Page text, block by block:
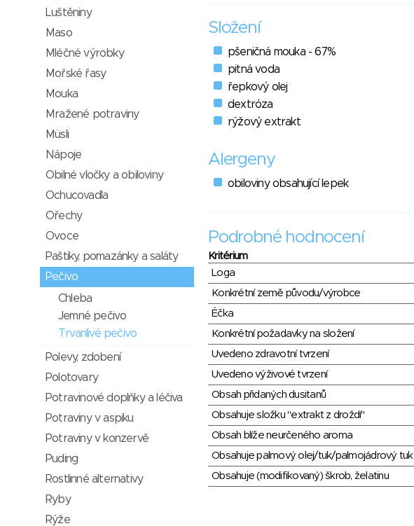
Složení
pšeničná mouka - 67%
pitná voda
řepkový olej
dextróza
rýžový extrakt
Alergeny
obiloviny obsahující lepek
Podrobné hodnocení
Kritérium
Loga
Konkrétní země původu/výrobce
Éčka
Konkrétní požadavky na složení
Uvedeno zdravotní tvrzení
Uvedeno výživové tvrzení
Obsah přidaných dusitanů
Obsahuje složku "extrakt z droždí"
Obsah blíže neurčeného aroma
Obsahuje palmový olej/tuk/palmojádrový tuk
Obsahuje (modifikovaný) škrob, želatinu
Luštěniny
Maso
Mléčné výrobky
Mořské řasy
Mouka
Mražené potraviny
Müsli
Nápoje
Obilné vločky a obiloviny
Ochucovadla
Ořechy
Ovoce
Paštiky, pomazánky a saláty
Pečivo
Chleba
Jemné pečivo
Trvanlivé pečivo
Polevy, zdobení
Polotovary
Potravinové doplňky a léčiva
Potraviny v aspiku
Potraviny v konzervě
Puding
Rostlinné alternativy
Ryby
Rýže